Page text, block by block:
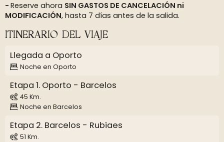
Reserve ahora SIN GASTOS DE CANCELACIÓN ni
MODIFICACIÓN, hasta 7 días antes de la salida.
ITINERARIO DEL VIAJE
Llegada a Oporto
Noche en Oporto
Etapa 1. Oporto - Barcelos
45 Km.
Noche en Barcelos
Etapa 2. Barcelos - Rubiaes
51 Km.